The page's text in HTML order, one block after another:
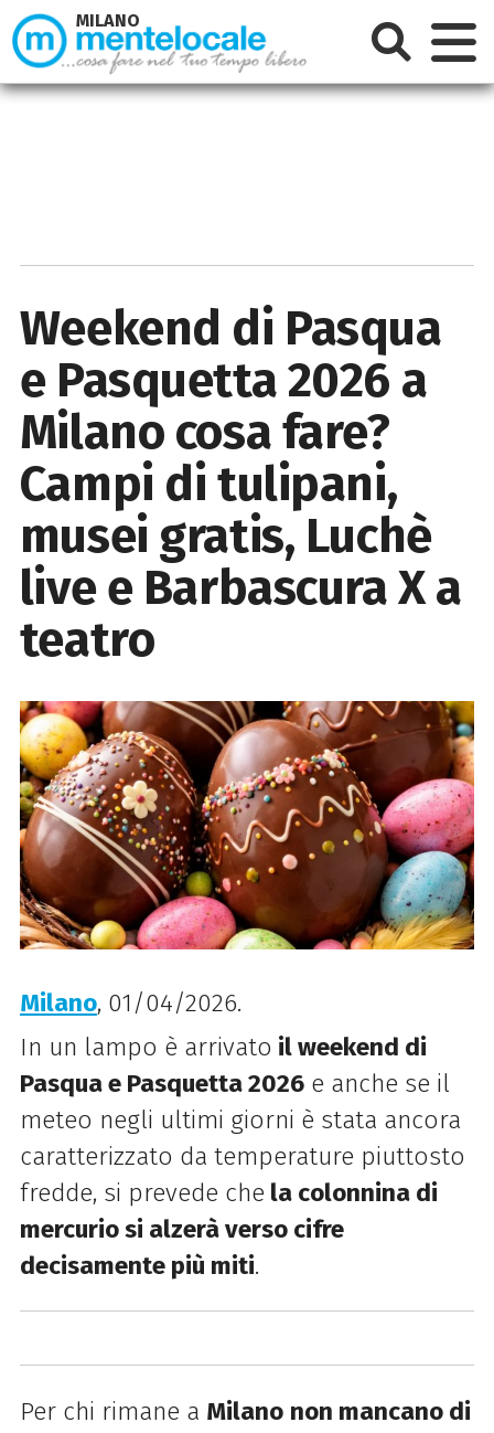
Weekend di Pasqua
e Pasquetta 2026 a
Milano cosa fare?
Campi di tulipani,
musei gratis, Luchè
live e Barbascura X a
teatro
Milano, 01/04/2026.
In un lampo è arrivato il weekend di
Pasqua e Pasquetta 2026e anche se il
meteo negli ultimi giorni è stata ancora
caratterizzato da temperature piuttosto
fredde, si prevede che la colonnina di
mercurio si alzerà verso cifre
decisamente più miti.
Per chi rimane a Milano non mancano di
MILANO